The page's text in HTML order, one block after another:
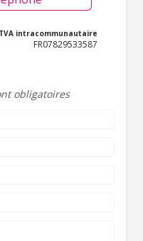
TVA intracommunautaire
FR07829533587
obligatoires